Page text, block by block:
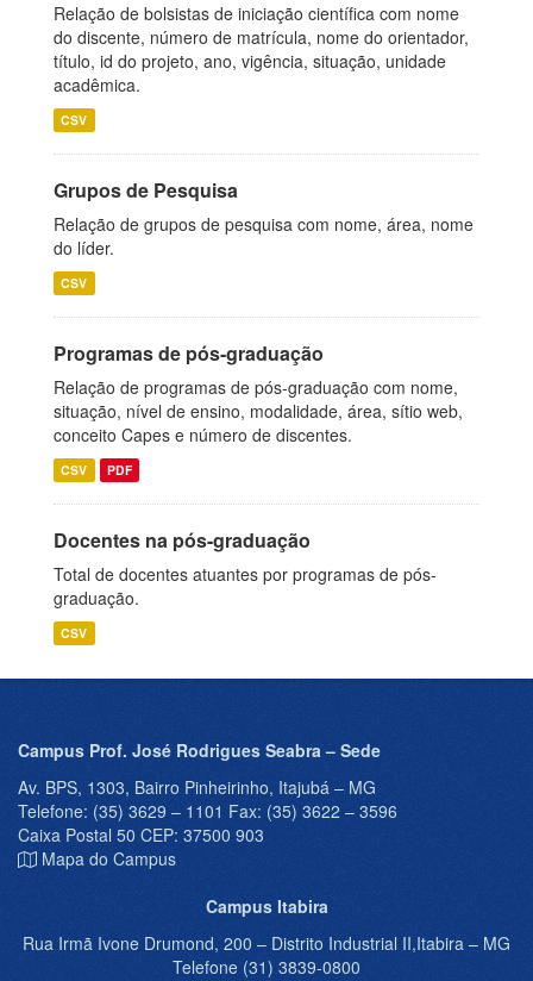
Relação de bolsistas de iniciação científica com nome
do discente, número de matrícula, nome do orientador,
título, id do projeto, ano, vigência, situação, unidade
acadêmica.
CSV
Grupos de Pesquisa
Relação de grupos de pesquisa com nome, área, nome
do líder.
CSV
Programas de pós-graduação
Relação de programas de pós-graduação com nome,
situação, nível de ensino, modalidade, área, sítio web,
conceito Capes e número de discentes.
CSV PDF
Docentes na pós-graduação
Total de docentes atuantes por programas de pós-
graduação.
CSV
Campus Prof. José Rodrigues Seabra – Sede
Av. BPS, 1303, Bairro Pinheirinho, Itajubá – MG
Telefone: (35) 3629 – 1101 Fax: (35) 3622 – 3596
Caixa Postal 50 CEP: 37500 903
Mapa do Campus
Campus Itabira
Rua Irmã Ivone Drumond, 200 – Distrito Industrial II,Itabira – MG
Telefone (31) 3839-0800